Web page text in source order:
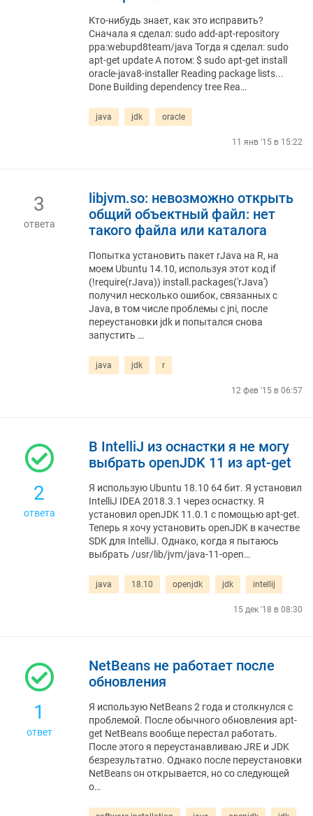
Кто-нибудь знает, как это исправить?
Сначала я сделал: sudo add-apt-repository
ppa:webupd8team/java Тогда я сделал: sudo
apt-get update А потом: $ sudo apt-get install
oracle-java8-installer Reading package lists...
Done Building dependency tree Rea…
java jdk oracle
11 янв '15 в 15:22
3
ответа
libjvm.so: невозможно открыть
общий объектный файл: нет
такого файла или каталога
Попытка установить пакет rJava на R, на
моем Ubuntu 14.10, используя этот код if
(!require(rJava)) install.packages('rJava')
получил несколько ошибок, связанных с
Java, в том числе проблемы с jni, после
переустановки jdk и попытался снова
запустить …
java jdk r
12 фев '15 в 06:57
2
ответа
В IntelliJ из оснастки я не могу
выбрать openJDK 11 из apt-get
Я использую Ubuntu 18.10 64 бит. Я установил
IntelliJ IDEA 2018.3.1 через оснастку. Я
установил openJDK 11.0.1 с помощью apt-get.
Теперь я хочу установить openJDK в качестве
SDK для IntelliJ. Однако, когда я пытаюсь
выбрать /usr/lib/jvm/java-11-open…
java 18.10 openjdk jdk intellij
15 дек '18 в 08:30
1
ответ
NetBeans не работает после
обновления
Я использую NetBeans 2 года и столкнулся с
проблемой. После обычного обновления apt-
get NetBeans вообще перестал работать.
После этого я переустанавливаю JRE и JDK
безрезультатно. Однако после переустановки
NetBeans он открывается, но со следующей
о…